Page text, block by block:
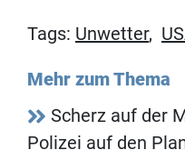
Tags: Unwetter,
Mehr zum Thema
Scherz auf der
Polizei auf den